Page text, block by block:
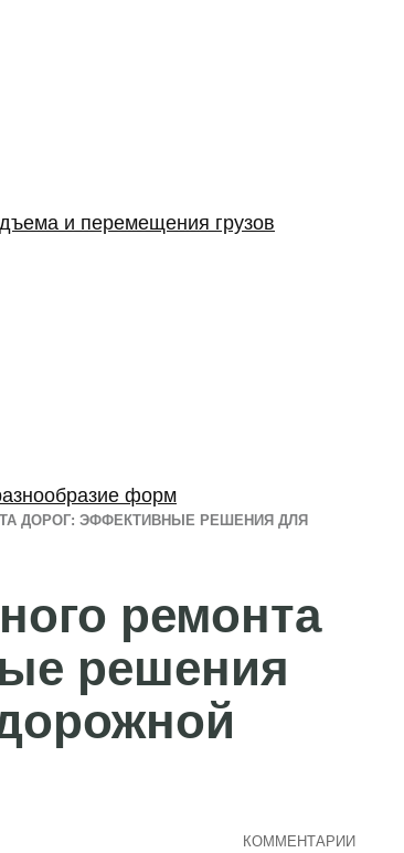
ДОРОГ: ЭФФЕКТИВНЫЕ РЕШЕНИЯ ДЛЯ
ремонта
решения
КОММЕНТАРИИ
и перемещения грузов
форм